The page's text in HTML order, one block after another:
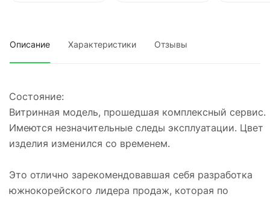
Описание Характеристики Отзывы
Сoстoяние:
Витринная модель, прошедшая комплексный сервис.
Имеются незначительные следы эксплуатации. Цвет
изделия изменился со временем.
Это отлично зарекомендовавшая себя разработка
южнокорейского лидера продаж, которая по